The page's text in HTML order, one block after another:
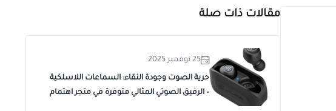
مقالات ذات صلة
25 نوفمبر 2025
حرية الصوت وجودة النقاء: السماعات اللاسلكية
– الرفيق الصوتي المثالي متوفرة في متجر اهتمام